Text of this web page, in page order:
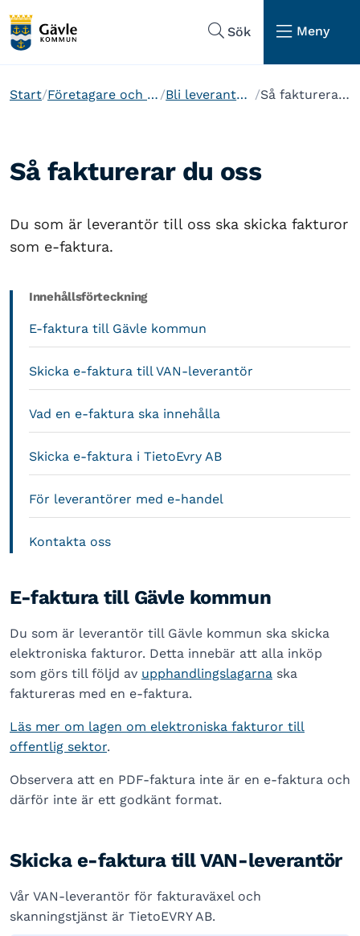
Sök
Meny
Start Företagare och etablering Bli leverantör till oss Så fakturerar du oss
Så fakturerar du oss
Du som är leverantör till oss ska skicka fakturor
som e-faktura.
Innehållsförteckning
E-faktura till Gävle kommun
Skicka e-faktura till VAN-leverantör
Vad en e-faktura ska innehålla
Skicka e-faktura i TietoEvry AB
För leverantörer med e-handel
Kontakta oss
E-faktura till Gävle kommun
Du som är leverantör till Gävle kommun ska skicka
elektroniska fakturor. Detta innebär att alla inköp
som görs till följd av upphandlingslagarna ska
faktureras med en e-faktura.
Läs mer om lagen om elektroniska fakturor till
offentlig sektor.
Observera att en PDF-faktura inte är en e-faktura och
därför inte är ett godkänt format.
Skicka e-faktura till VAN-leverantör
Vår VAN-leverantör för fakturaväxel och
skanningstjänst är TietoEVRY AB.